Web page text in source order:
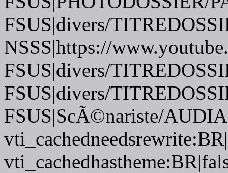
FSUS|divers/
NSSS|https://
FSUS|divers/
FSUS|divers/
FSUS|ScÃ©nariste/